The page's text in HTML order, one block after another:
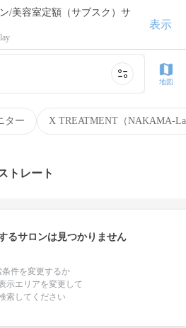
/美容室定額（サブスク）サ
表示
ター X TREATMENT（NAKAMA-
地図
トレート
るサロンは見つかりません
条件を変更するか
示エリアを変更して
索してください